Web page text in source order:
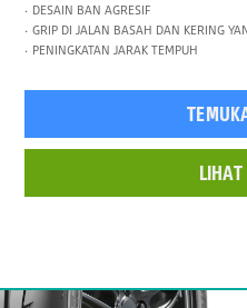
DESAIN BAN AGRESIF
GRIP DI JALAN BASAH DAN KERING
PENINGKATAN JARAK TEMPUH